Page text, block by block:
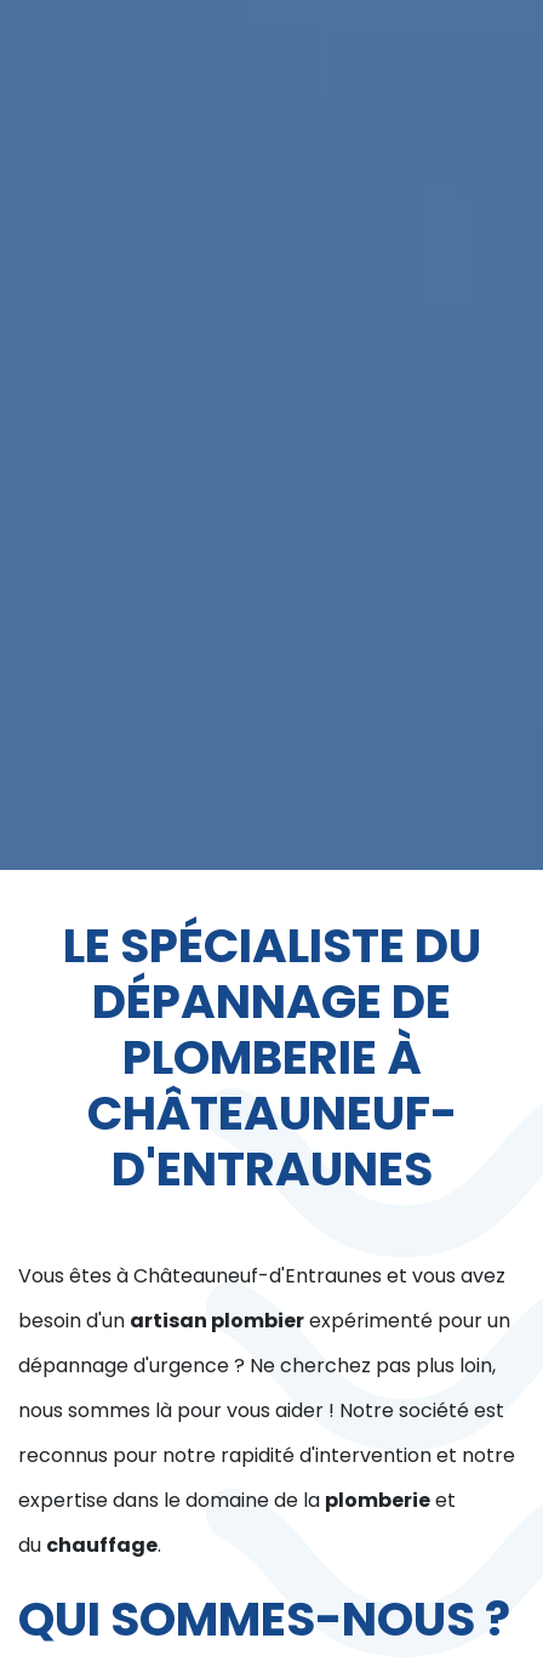
LE SPÉCIALISTE DU
DÉPANNAGE DE
PLOMBERIE À
CHÂTEAUNEUF-
D'ENTRAUNES
Vous êtes à Châteauneuf-d'Entraunes et vous avez
besoin d'un artisan plombierexpérimenté pour un
dépannage d'urgence ? Ne cherchez pas plus loin,
nous sommes là pour vous aider ! Notre société est
reconnus pour notre rapidité d'intervention et notre
expertise dans le domaine de la plomberieet
du chauffage.
QUI SOMMES-NOUS ?